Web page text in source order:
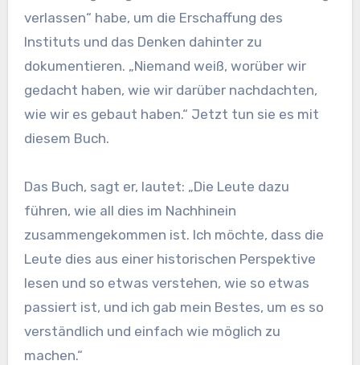
verlassen“ habe, um die Erschaffung des
Instituts und das Denken dahinter zu
dokumentieren. „Niemand weiß, worüber wir
gedacht haben, wie wir darüber nachdachten,
wie wir es gebaut haben.“ Jetzt tun sie es mit
diesem Buch.
Das Buch, sagt er, lautet: „Die Leute dazu
führen, wie all dies im Nachhinein
zusammengekommen ist. Ich möchte, dass die
Leute dies aus einer historischen Perspektive
lesen und so etwas verstehen, wie so etwas
passiert ist, und ich gab mein Bestes, um es so
verständlich und einfach wie möglich zu
machen.“